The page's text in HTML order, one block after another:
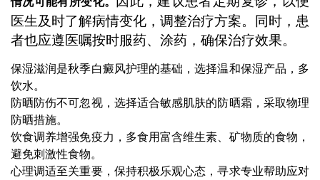
医生及时了解病情变化，调整治疗方案。同时，患
者也应遵医嘱按时服药、涂药，确保治疗效果。
保湿滋润是秋季白癜风护理的基础，选择温和保湿产品，多
饮水。
防晒防伤不可忽视，选择适合敏感肌肤的防晒霜，采取物理
防晒措施。
饮食调养增强免疫力，多食用富含维生素、矿物质的食物，
避免刺激性食物。
心理调适至关重要，保持积极乐观心态，寻求专业帮助应对